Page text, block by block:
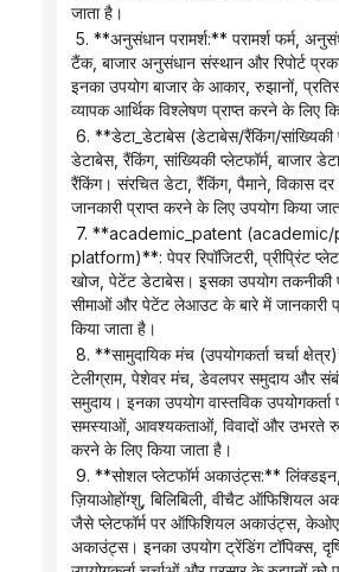
जाता है।
टैंक, बाजार अनुसंधान संस्थान और रिपोर्ट
इनका उपयोग बाजार के आकार, रुझानों,
व्यापक आर्थिक विश्लेषण प्राप्त करने के लिए
डेटाबेस, रैंकिंग, सांख्यिकी प्लेटफॉर्म, बाजार
रैंकिंग। संरचित डेटा, रैंकिंग, पैमाने, विकास
जानकारी प्राप्त करने के लिए उपयोग किया
platform)**: पेपर रिपॉजिटरी, प्रीप्रिंट
खोज, पेटेंट डेटाबेस। इसका उपयोग तकनीकी
सीमाओं और पेटेंट लेआउट के बारे में जानकारी
किया जाता है।
टेलीग्राम, पेशेवर मंच, डेवलपर समुदाय और
समुदाय। इनका उपयोग वास्तविक उपयोगकर्ता
समस्याओं, आवश्यकताओं, विवादों और उभरते
करने के लिए किया जाता है।
ज़ियाओहोंग्शु, बिलिबिली, वीचैट ऑफिशियल
जैसे प्लेटफॉर्म पर ऑफिशियल अकाउंट्स,
अकाउंट्स। इनका उपयोग ट्रेंडिंग टॉपिक्स,